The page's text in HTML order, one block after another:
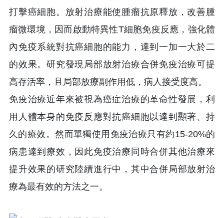
打擊癌細胞。放射治療能使腫瘤抗原釋放，改善腫
瘤微環境，因而啟動特異性T細胞免疫反應，強化體
內免疫系統對抗癌細胞的能力，達到一加一大於二
的效果。研究發現局部放射治療合併免疫治療可提
高存活率，且局部放療副作用低，病人接受度高。
免疫治療近年來被視為癌症治療的革命性發展，利
用人體本身的免疫反應對抗癌細胞以達到顯著、持
久的療效。然而單獨使用免疫治療只有約15-20%的
病患達到療效，因此免疫治療同時合併其他治療來
提升效果的研究陸續進行中，其中合併局部放射治
療為最有效的方法之一。